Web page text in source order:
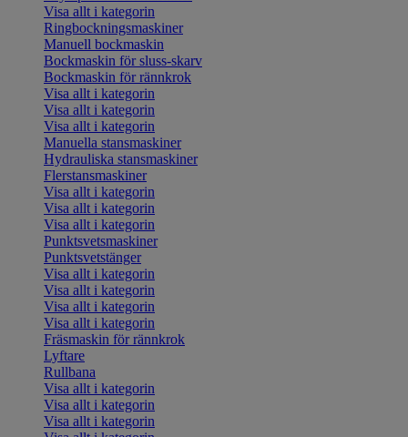
Visa allt i kategorin
Ringbockningsmaskiner
Manuell bockmaskin
Bockmaskin för sluss-skarv
Bockmaskin för rännkrok
Visa allt i kategorin
Visa allt i kategorin
Visa allt i kategorin
Manuella stansmaskiner
Hydrauliska stansmaskiner
Flerstansmaskiner
Visa allt i kategorin
Visa allt i kategorin
Visa allt i kategorin
Punktsvetsmaskiner
Punktsvetstänger
Visa allt i kategorin
Visa allt i kategorin
Visa allt i kategorin
Visa allt i kategorin
Fräsmaskin för rännkrok
Lyftare
Rullbana
Visa allt i kategorin
Visa allt i kategorin
Visa allt i kategorin